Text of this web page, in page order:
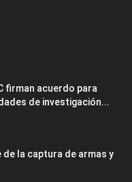
firman acuerdo para
de investigación...
de la captura de armas y